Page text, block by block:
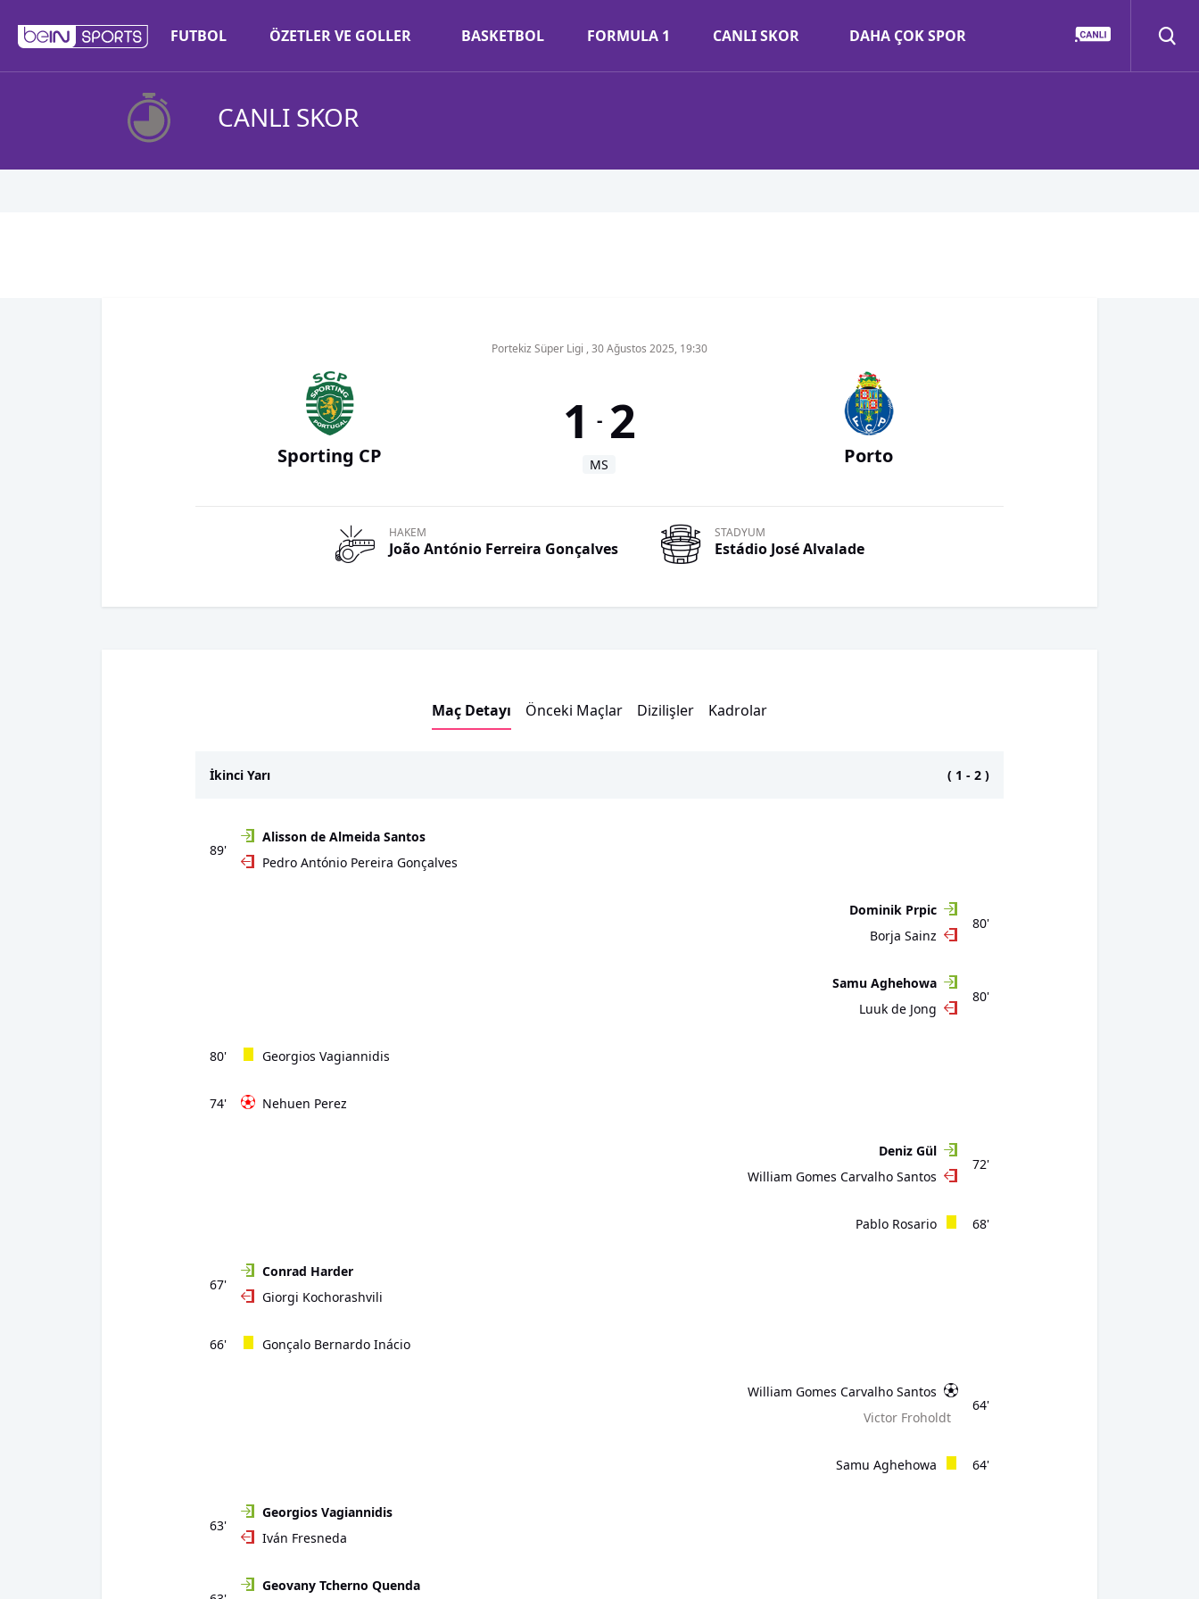
FUTBOL ÖZETLER VE GOLLER BASKETBOL FORMULA 1 CANLI SKOR DAHA ÇOK SPOR
CANLI SKOR
Portekiz Süper Ligi , 30 Ağustos 2025, 19:30
Sporting CP
1 - 2
MS Porto
HAKEM
João António Ferreira Gonçalves
STADYUM
Estádio José Alvalade
Maç Detayı Önceki Maçlar Dizilişler Kadrolar
İkinci Yarı ( 1 - 2 )
89'
Alisson de Almeida Santos
Pedro António Pereira Gonçalves
80'
Dominik Prpic
Borja Sainz
80'
Samu Aghehowa
Luuk de Jong
80' Georgios Vagiannidis
74' Nehuen Perez
72'
Deniz Gül
William Gomes Carvalho Santos
68'
Pablo Rosario
67'
Conrad Harder
Giorgi Kochorashvili
66' Gonçalo Bernardo Inácio
64'
William Gomes Carvalho Santos
Victor Froholdt
64'
Samu Aghehowa
63'
Georgios Vagiannidis
Iván Fresneda
Geovany Tcherno Quenda